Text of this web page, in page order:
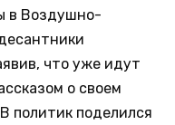
в Воздушно-
что уже идут
о своем
политик поделился